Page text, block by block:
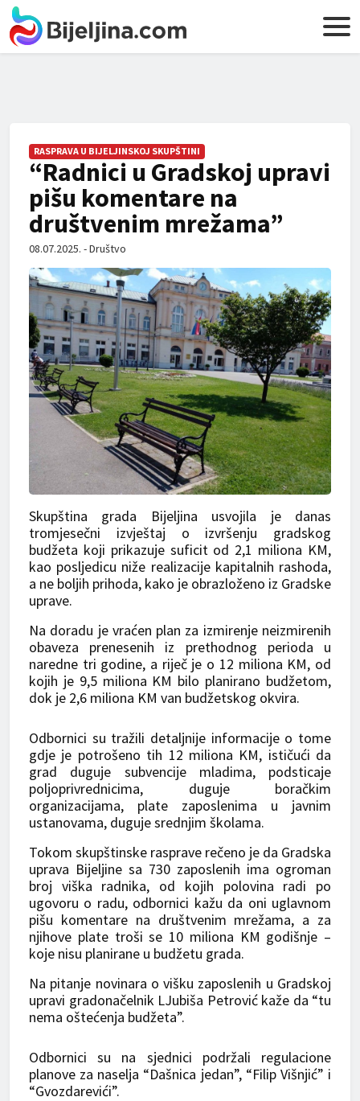
RASPRAVA U BIJELJINSKOJ SKUPŠTINI
“Radnici u Gradskoj upravi
pišu komentare na
društvenim mrežama”
08.07.2025. - Društvo
Skupština grada Bijeljina usvojila je danas
tromjesečni izvještaj o izvršenju gradskog
budžeta koji prikazuje suficit od 2,1 miliona KM,
kao posljedicu niže realizacije kapitalnih rashoda,
a ne boljih prihoda, kako je obrazloženo iz Gradske
uprave.
Na doradu je vraćen plan za izmirenje neizmirenih
obaveza prenesenih iz prethodnog perioda u
naredne tri godine, a riječ je o 12 miliona KM, od
kojih je 9,5 miliona KM bilo planirano budžetom,
dok je 2,6 miliona KM van budžetskog okvira.
Odbornici su tražili detaljnije informacije o tome
gdje je potrošeno tih 12 miliona KM, ističući da
grad duguje subvencije mladima, podsticaje
poljoprivrednicima, duguje boračkim
organizacijama, plate zaposlenima u javnim
ustanovama, duguje srednjim školama.
Tokom skupštinske rasprave rečeno je da Gradska
uprava Bijeljine sa 730 zaposlenih ima ogroman
broj viška radnika, od kojih polovina radi po
ugovoru o radu, odbornici kažu da oni uglavnom
pišu komentare na društvenim mrežama, a za
njihove plate troši se 10 miliona KM godišnje –
koje nisu planirane u budžetu grada.
Na pitanje novinara o višku zaposlenih u Gradskoj
upravi gradonačelnik LJubiša Petrović kaže da “tu
nema oštećenja budžeta”.
Odbornici su na sjednici podržali regulacione
planove za naselja “Dašnica jedan”, “Filip Višnjić” i
“Gvozdarevići”.